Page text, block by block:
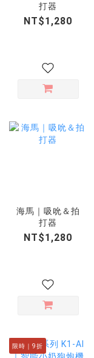
打器
NT$1,280
海馬｜吸吮＆拍
打器
NT$1,280
限時｜9折